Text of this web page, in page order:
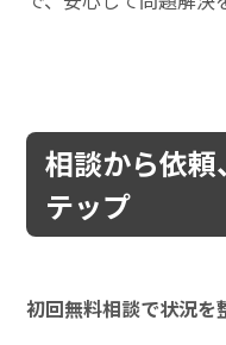
相談から依
テップ
初回無料相談で状況を